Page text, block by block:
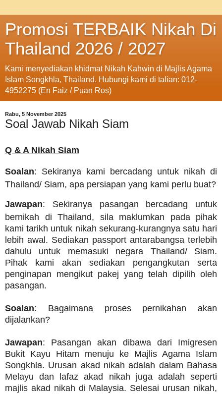
Promosi TERBAIK Nikah Di
Thailand 2026 / 2027
Kami menyediakan khidmat Nikah Kahwin di Majlis Agama
Islam Songkhla, Thailand. Hubungi kami di talian: 012-
4952275 (En Faiz / Puan Ros)
Rabu, 5 November 2025
Soal Jawab Nikah Siam
Q & A Nikah Siam
Soalan: Sekiranya kami bercadang untuk nikah di
Thailand/ Siam, apa persiapan yang kami perlu buat?
Jawapan: Sekiranya pasangan bercadang untuk
bernikah di Thailand, sila maklumkan pada pihak
kami tarikh untuk nikah sekurang-kurangnya satu hari
lebih awal. Sediakan passport antarabangsa terlebih
dahulu untuk memasuki negara Thailand/ Siam.
Pihak kami akan sediakan pengangkutan serta
penginapan mengikut pakej yang telah dipilih oleh
pasangan.
Soalan: Bagaimana proses pernikahan akan
dijalankan?
Jawapan: Pasangan akan dibawa dari Imigresen
Bukit Kayu Hitam menuju ke Majlis Agama Islam
Songkhla. Urusan akad nikah adalah dalam Bahasa
Melayu dan lafaz akad nikah juga adalah seperti
majlis akad nikah di Malaysia. Selesai urusan nikah,